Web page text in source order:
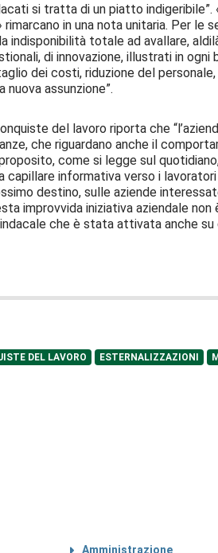
si tratta di un piatto
in una nota unitaria. Per le
indisponibilità totale ad avallare,
di innovazione, illustrati in
dei costi, riduzione del
assunzione”.
del lavoro riporta che
che riguardano anche il
come si legge sul
capillare informativa verso i
destino, sulle aziende
improvvida iniziativa aziendale
che è stata attivata anche su
DEL LAVORO ESTERNALIZZAZIONI
Amministrazione